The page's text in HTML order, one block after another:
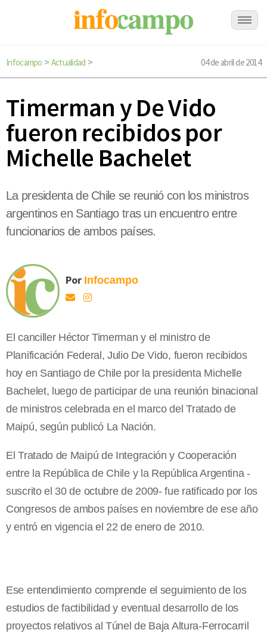
Infocampo > Actualidad > 04 de abril de 2014
Timerman y De Vido
fueron recibidos por
Michelle Bachelet
La presidenta de Chile se reunió con los ministros
argentinos en Santiago tras un encuentro entre
funcionarios de ambos países.
Por Infocampo
El canciller Héctor Timerman y el ministro de
Planificación Federal, Julio De Vido, fueron recibidos
hoy en Santiago de Chile por la presidenta Michelle
Bachelet, luego de participar de una reunión binacional
de ministros celebrada en el marco del Tratado de
Maipú, según publicó La Nación.
El Tratado de Maipú de Integración y Cooperación
entre la República de Chile y la República Argentina -
suscrito el 30 de octubre de 2009- fue ratificado por los
Congresos de ambos países en noviembre de ese año
y entró en vigencia el 22 de enero de 2010.
Ese entendimiento comprende el seguimiento de los
estudios de factibilidad y eventual desarrollo de los
proyectos relativos al Túnel de Baja Altura-Ferrocarril